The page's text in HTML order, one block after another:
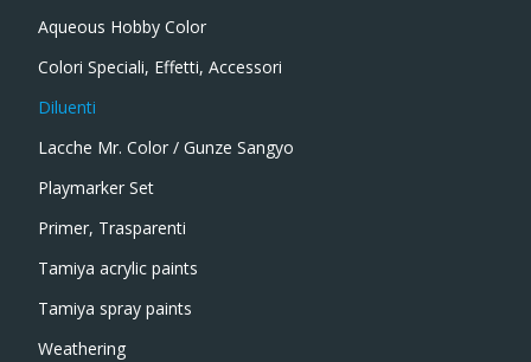
Aqueous Hobby Color
Colori Speciali, Effetti, Accessori
Diluenti
Lacche Mr. Color / Gunze Sangyo
Playmarker Set
Primer, Trasparenti
Tamiya acrylic paints
Tamiya spray paints
Weathering